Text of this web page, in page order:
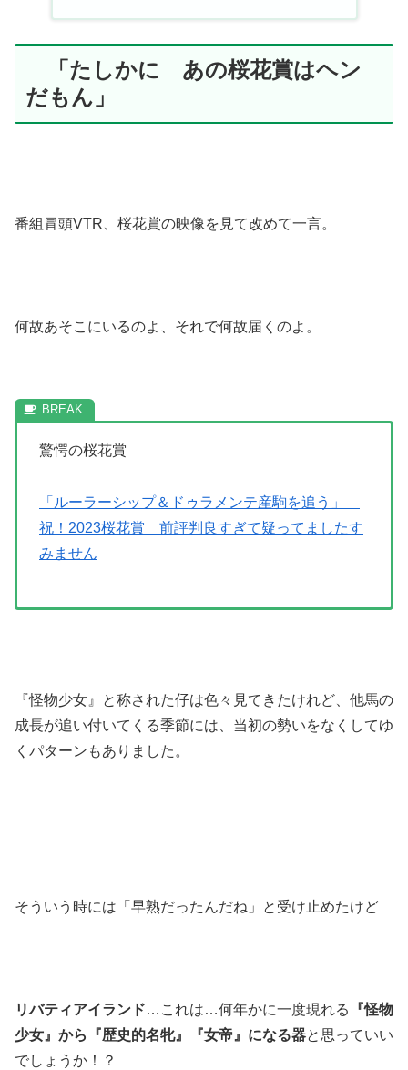
「たしかに あの桜花賞はヘン
だもん」
番組冒頭VTR、桜花賞の映像を見て改めて一言。
何故あそこにいるのよ、それで何故届くのよ。
驚愕の桜花賞
「ルーラーシップ＆ドゥラメンテ産駒を追う」
祝！2023桜花賞 前評判良すぎて疑ってましたす
みません
『怪物少女』と称された仔は色々見てきたけれど、他馬の
成長が追い付いてくる季節には、当初の勢いをなくしてゆ
くパターンもありました。
そういう時には「早熟だったんだね」と受け止めたけど
リバティアイランド…これは…何年かに一度現れる
『怪物
少女』から『歴史的名牝』『女帝』になる器と思っていい
でしょうか！？